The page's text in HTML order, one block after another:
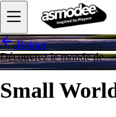
Retour
Découvrez le monde de
Small